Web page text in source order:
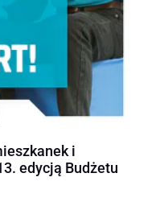
i
edycją Budżetu